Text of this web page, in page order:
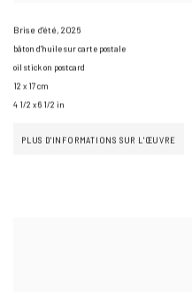
Brise d'été, 2026
bâton d'huile sur carte postale
oil stick on postcard
12 x 17 cm
4 1/2 x 6 1/2 in
PLUS D'INFORMATIONS SUR L'ŒUVRE